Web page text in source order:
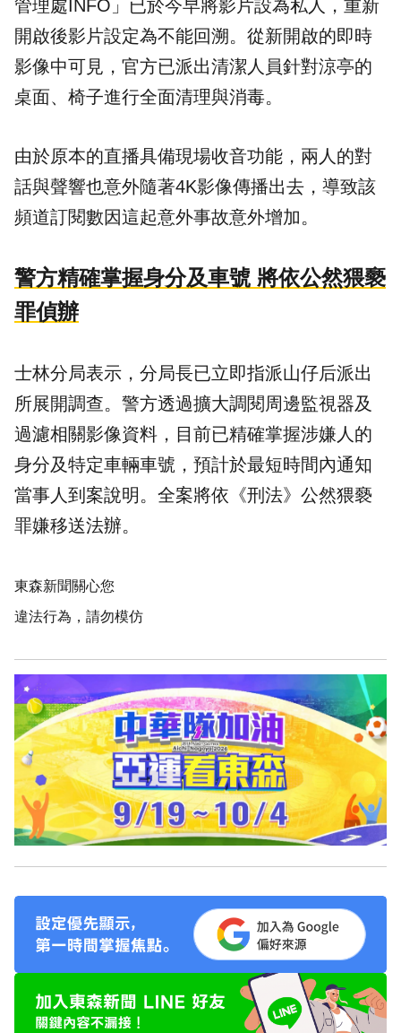
管理處INFO」已於今早將影片設為私人，重新
開啟後影片設定為不能回溯。從新開啟的即時
影像中可見，官方已派出清潔人員針對涼亭的
桌面、椅子進行全面清理與消毒。
由於原本的直播具備現場收音功能，兩人的對
話與聲響也意外隨著4K影像傳播出去，導致該
頻道訂閱數因這起意外事故意外增加。
警方精確掌握身分及車號 將依公然猥褻
罪偵辦
士林分局表示，分局長已立即指派山仔后派出
所展開調查。警方透過擴大調閱周邊監視器及
過濾相關影像資料，目前已精確掌握涉嫌人的
身分及特定車輛車號，預計於最短時間內通知
當事人到案說明。全案將依《刑法》公然猥褻
罪嫌移送法辦。
東森新聞關心您
違法行為，請勿模仿